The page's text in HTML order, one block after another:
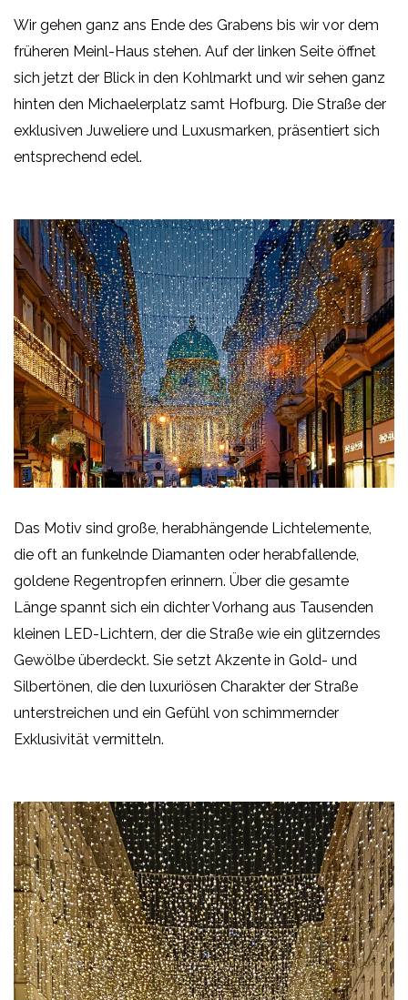
Wir gehen ganz ans Ende des Grabens bis wir vor dem
früheren Meinl-Haus stehen. Auf der linken Seite öffnet
sich jetzt der Blick in den Kohlmarkt und wir sehen ganz
hinten den Michaelerplatz samt Hofburg. Die Straße der
exklusiven Juweliere und Luxusmarken, präsentiert sich
entsprechend edel.
Das Motiv sind große, herabhängende Lichtelemente,
die oft an funkelnde Diamanten oder herabfallende,
goldene Regentropfen erinnern. Über die gesamte
Länge spannt sich ein dichter Vorhang aus Tausenden
kleinen LED-Lichtern, der die Straße wie ein glitzerndes
Gewölbe überdeckt. Sie setzt Akzente in Gold- und
Silbertönen, die den luxuriösen Charakter der Straße
unterstreichen und ein Gefühl von schimmernder
Exklusivität vermitteln.